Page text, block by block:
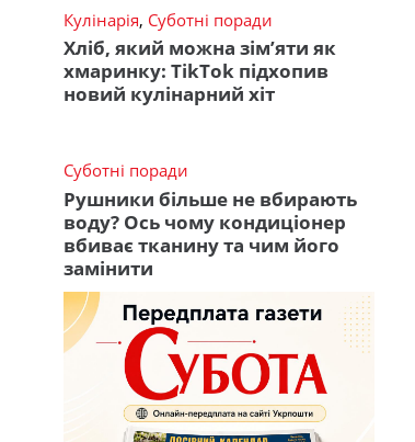
Кулінарія, Суботні поради
Хліб, який можна зім’яти як
хмаринку: TikTok підхопив
новий кулінарний хіт
Суботні поради
Рушники більше не вбирають
воду? Ось чому кондиціонер
вбиває тканину та чим його
замінити